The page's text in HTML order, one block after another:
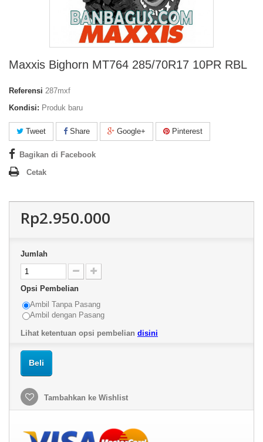
Maxxis Bighorn MT764 285/70R17 10PR RBL
Referensi 287mxf
Kondisi: Produk baru
Tweet Share Google+ Pinterest
Bagikan di Facebook
Cetak
Rp2.950.000
Jumlah
Opsi Pembelian
Ambil Tanpa Pasang
Ambil dengan Pasang
Lihat ketentuan opsi pembelian disini
Beli
Tambahkan ke Wishlist